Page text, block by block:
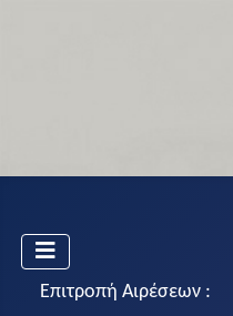
Επιτροπή Αιρέσεων :